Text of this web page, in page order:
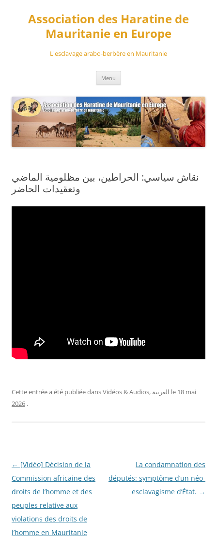
contenuAssociation des Haratine de
Mauritanie en Europe
L'esclavage arabo-berbère en Mauritanie
Menu
نقاش سياسي: الحراطين، بين مظلومية الماضي
وتعقيدات الحاضر
Cette entrée a été publiée dansVidéos & Audios, العربية le 18 mai
2026 .
Navigation
des
articles
← [Vidéo] Décision de la
Commission africaine des
droits de l’homme et des
peuples relative aux
violations des droits de
l’homme en Mauritanie
La condamnation des
députés: symptôme d’un néo-
esclavagisme d’État. →